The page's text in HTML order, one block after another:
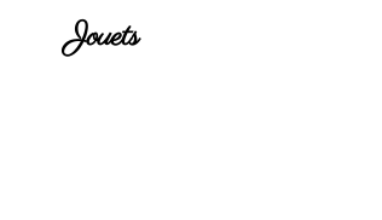
Jouets